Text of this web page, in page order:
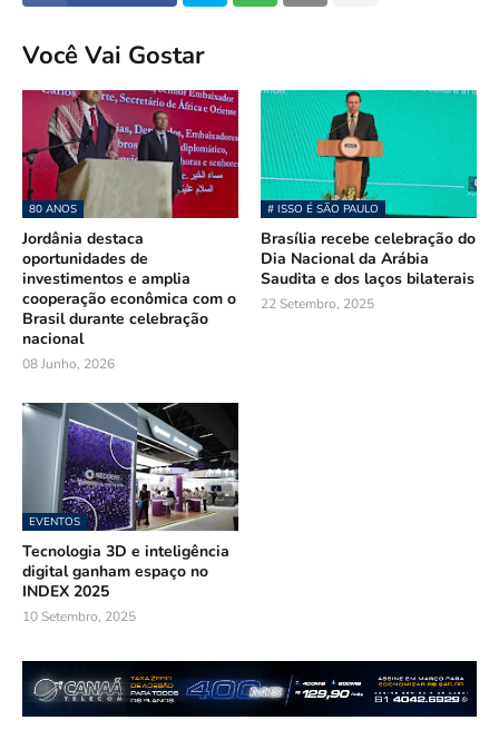
Você Vai Gostar
80 ANOS
Jordânia destaca
oportunidades de
investimentos e amplia
cooperação econômica com o
Brasil durante celebração
nacional
08 Junho, 2026
# ISSO É SÃO PAULO
Brasília recebe celebração do
Dia Nacional da Arábia
Saudita e dos laços bilaterais
22 Setembro, 2025
EVENTOS
Tecnologia 3D e inteligência
digital ganham espaço no
INDEX 2025
10 Setembro, 2025